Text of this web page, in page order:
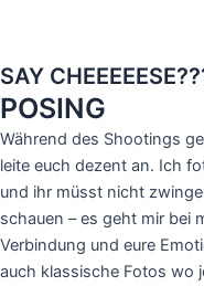
SAY
POSING
Während des Shootings
leite euch dezent an. Ich
und ihr müsst nicht
schauen – es geht mir bei
Verbindung und eure
auch klassische Fotos wo